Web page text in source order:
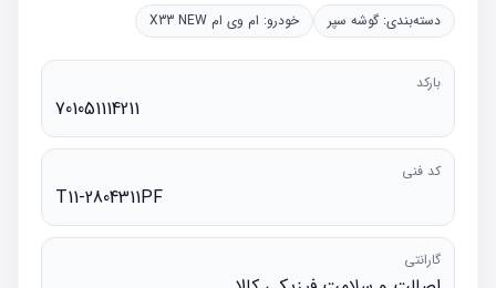
دسته‌بندی: گوشه سپر خودرو: ام وی ام X33 NEW
بارکد
701051114211
کد فنی
T11-2804311PF
گارانتی